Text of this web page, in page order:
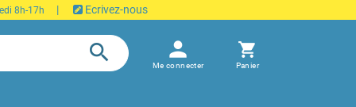
8h-17h | Ecrivez-nous
search person
Me connecter
shopping_cart
Panier